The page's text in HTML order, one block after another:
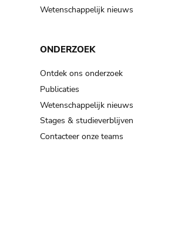
Wetenschappelijk nieuws
ONDERZOEK
Ontdek ons onderzoek
Publicaties
Wetenschappelijk nieuws
Stages & studieverblijven
Contacteer onze teams